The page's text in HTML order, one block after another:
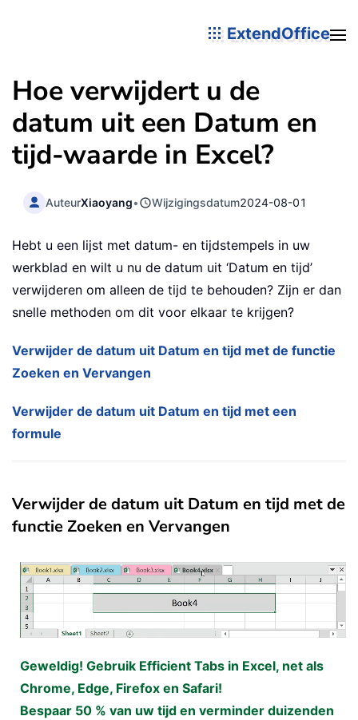
ExtendOffice
Hoe verwijdert u de
datum uit een Datum en
tijd-waarde in Excel?
AuteurXiaoyang• Wijzigingsdatum2024-08-01
Hebt u een lijst met datum- en tijdstempels in uw
werkblad en wilt u nu de datum uit ‘Datum en tijd’
verwijderen om alleen de tijd te behouden? Zijn er dan
snelle methoden om dit voor elkaar te krijgen?
Verwijder de datum uit Datum en tijd met de functie
Zoeken en Vervangen
Verwijder de datum uit Datum en tijd met een
formule
Verwijder de datum uit Datum en tijd met de
functie Zoeken en Vervangen
Geweldig! Gebruik Efficient Tabs in Excel, net als
Chrome, Edge, Firefox en Safari!
Bespaar 50 % van uw tijd en verminder duizenden